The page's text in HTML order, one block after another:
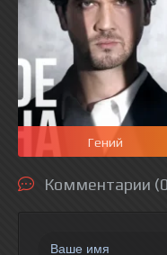
Гений
Комментарии